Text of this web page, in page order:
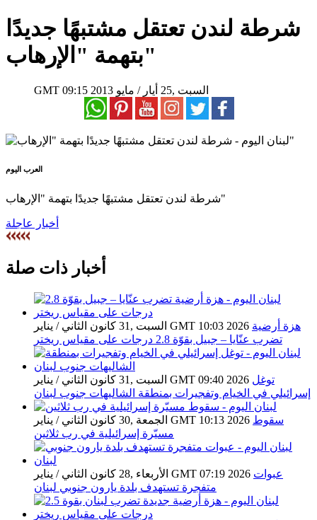
شرطة لندن تعتقل مشتبهًا جديدًا
بتهمة "الإرهاب"
GMT 09:15 2013 السبت ,25 أيار / مايو
العرب اليوم
شرطة لندن تعتقل مشتبهًا جديدًا بتهمة "الإرهاب"
أخبار عاجلة
أخبار ذات صلة
السبت ,31 كانون الثاني / يناير GMT 10:03 2026 هزة أرضية
تضرب عنّايا – جبيل بقوّة 2.8 درجات على مقياس ريختر
السبت ,31 كانون الثاني / يناير GMT 09:40 2026 توغل
إسرائيلي في الخيام وتفجيرات بمنطقة الشاليهات جنوب لبنان
الجمعة ,30 كانون الثاني / يناير GMT 10:13 2026 سقوط
مسيّرة إسرائيلية في رب ثلاثين
الأربعاء ,28 كانون الثاني / يناير GMT 07:19 2026 عبوات
متفجرة تستهدف بلدة يارون جنوبي لبنان